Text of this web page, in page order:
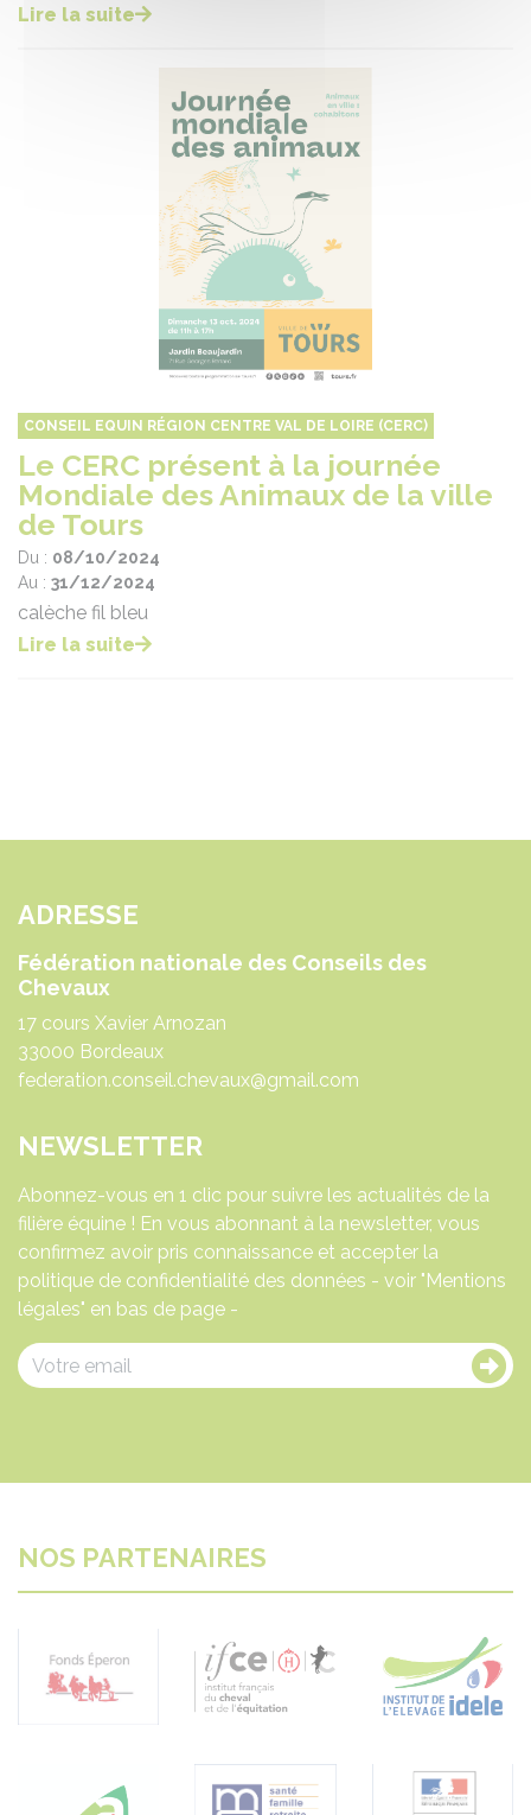
Lire la suite
CONSEIL EQUIN RÉGION CENTRE VAL DE LOIRE (CERC)
Le CERC présent à la journée
Mondiale des Animaux de la ville
de Tours
Du : 08/10/2024
Au : 31/12/2024
calèche fil bleu
Lire la suite
ADRESSE
Fédération nationale des Conseils des
Chevaux
17 cours Xavier Arnozan
33000 Bordeaux
federation.conseil.chevaux@gmail.com
NEWSLETTER
Abonnez-vous en 1 clic pour suivre les actualités de la
filière équine ! En vous abonnant à la newsletter, vous
confirmez avoir pris connaissance et accepter la
politique de confidentialité des données - voir "Mentions
légales" en bas de page -
NOS PARTENAIRES